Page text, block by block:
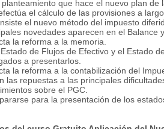
que hace el nuevo plan de
el cálculo de las provisiones a largo
el nuevo método del impuesto
novedades aparecen en el Balance
la reforma a la memoria.
de Flujos de Efectivo y el Estado
a presentarlos.
la reforma a la contabilización del
las repuestas a las principales
sobre el PGC.
para la presentación de los